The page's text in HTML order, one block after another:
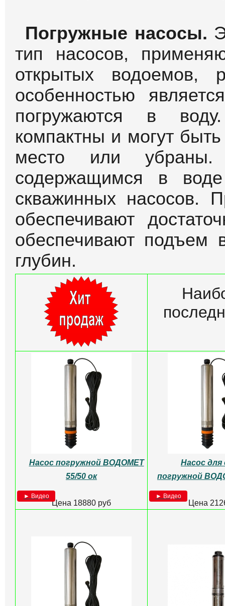
Погружные насосы.
тип насосов,
открытых водоемов,
особенностью
погружаются в
компактны и могут
место или убраны.
содержащимся в
скважинных насосов.
обеспечивают
обеспечивают подъем
глубин.
Насос погружной ВОДОМЕТ
55/50 ок
► Видео
Цена 18880 руб
Насос
погружной
► Видео
Цена